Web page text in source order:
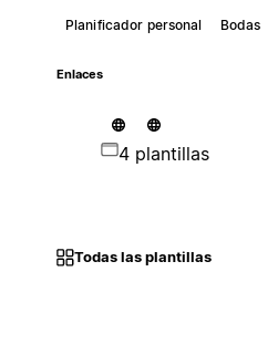
Planificador personal Bodas
Enlaces
4 plantillas
Todas las plantillas